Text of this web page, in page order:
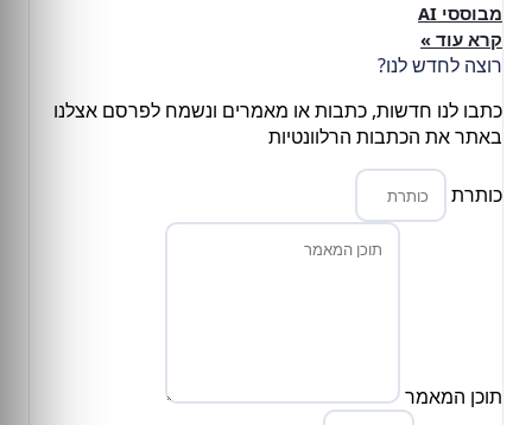
מבוססי AI
קרא עוד »
רוצה לחדש לנו?
כתבו לנו חדשות, כתבות או מאמרים ונשמח לפרסם אצלנו
באתר את הכתבות הרלוונטיות
כותרת
תוכן המאמר